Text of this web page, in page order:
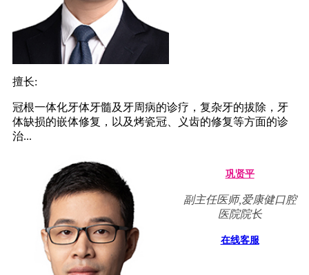
擅长:
冠根一体化牙体牙髓及牙周病的诊疗，复杂牙的拔除，牙
体缺损的嵌体修复，以及烤瓷冠、义齿的修复等方面的诊
治...
巩贤平
副主任医师,爱康健口腔
医院院长
在线客服